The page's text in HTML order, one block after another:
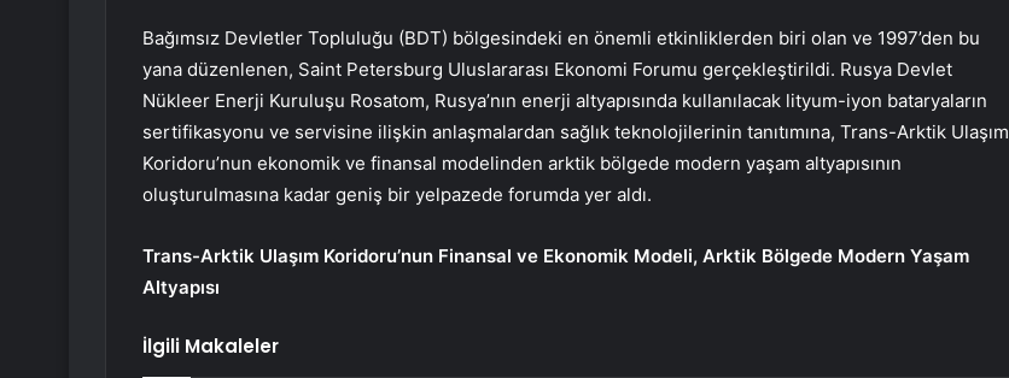
Bağımsız Devletler Topluluğu (BDT) bölgesindeki en önemli etkinliklerden biri olan ve 1997’den bu
yana düzenlenen, Saint Petersburg Uluslararası Ekonomi Forumu gerçekleştirildi. Rusya Devlet
Nükleer Enerji Kuruluşu Rosatom, Rusya’nın enerji altyapısında kullanılacak lityum-iyon bataryaların
sertifikasyonu ve servisine ilişkin anlaşmalardan sağlık teknolojilerinin tanıtımına, Trans-Arktik Ulaşım
Koridoru’nun ekonomik ve finansal modelinden arktik bölgede modern yaşam altyapısının
oluşturulmasına kadar geniş bir yelpazede forumda yer aldı.
Trans-Arktik Ulaşım Koridoru’nun Finansal ve Ekonomik Modeli, Arktik Bölgede Modern Yaşam
Altyapısı
İlgili Makaleler